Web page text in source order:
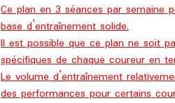
Ce plan en 3 séances par semaine
base d’entraînement solide.
Il est possible que ce plan ne soit
spécifiques de chaque coureur en
Le volume d’entraînement
des performances pour certains